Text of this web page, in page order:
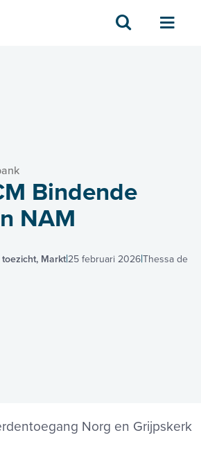
Zoek
Bindende
NAM
Markt 25 februari 2026 Thessa de
Norg en Grijpskerk